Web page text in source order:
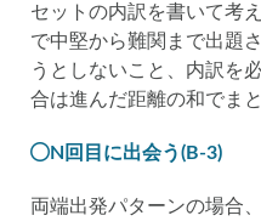
セットの内訳を書いて考
で中堅から難関まで出題
うとしないこと、内訳を
合は進んだ距離の和でま
N回目に出会う(B-3)
両端出発パターンの場合